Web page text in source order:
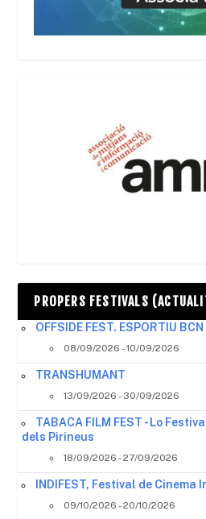
PROPERS FESTIVALS
OFFSIDE FEST. ESPORTIU BCN
08/09/2026 - 10/09/2026
TRANSHUMANT
13/09/2026 - 30/09/2026
TABACA FILM FEST - Lo
dels Pirineus
18/09/2026 - 27/09/2026
INDIFEST, Festival de
09/10/2026 - 20/10/2026